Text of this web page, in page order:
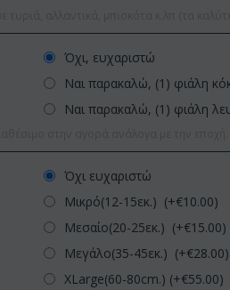
Όχι, ευχαριστώ
Ναι παρακαλώ, (1) φιάλη
Ναι παρακαλώ, (1) φιάλη
Όχι ευχαριστώ
Μικρό(12-15εκ.) (+€10.00)
Μεσαίο(20-25εκ.) (+€15.00)
Μεγάλο(35-45εκ.) (+€28.00)
XLarge(60-80cm.) (+€55.00)